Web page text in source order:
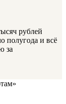
рублей
полугода и всё
за